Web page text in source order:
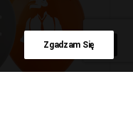
Zgadzam Się